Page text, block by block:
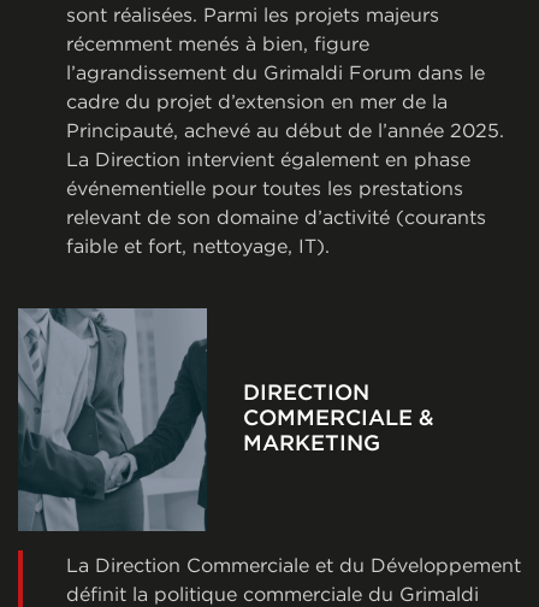
sont réalisées. Parmi les projets majeurs
récemment menés à bien, figure
l’agrandissement du Grimaldi Forum dans le
cadre du projet d’extension en mer de la
Principauté, achevé au début de l’année 2025.
La Direction intervient également en phase
événementielle pour toutes les prestations
relevant de son domaine d’activité (courants
faible et fort, nettoyage, IT).
DIRECTION
COMMERCIALE &
MARKETING
La Direction Commerciale et du Développement
définit la politique commerciale du Grimaldi